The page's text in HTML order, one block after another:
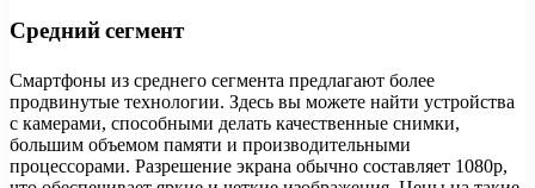
Средний сегмент
Смартфоны из среднего сегмента предлагают более
продвинутые технологии. Здесь вы можете найти устройства
с камерами, способными делать качественные снимки,
большим объемом памяти и производительными
процессорами. Разрешение экрана обычно составляет 1080p,